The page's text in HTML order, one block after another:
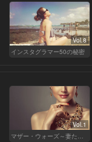
Vol.8
インスタグラマー50の秘密
Vol.1
マザー・ウォーズ～妻たちの階級闘争～